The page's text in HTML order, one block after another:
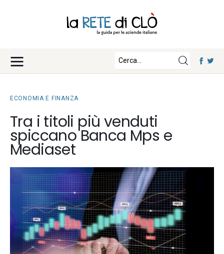
Fisco e Tasse
Notizie Lavoro
Tecnologia
Chi Siamo
La Redazione
Collabora con noi
Contatti
ECONOMIA E FINANZA
Tra i titoli più venduti
spiccano Banca Mps e
Mediaset